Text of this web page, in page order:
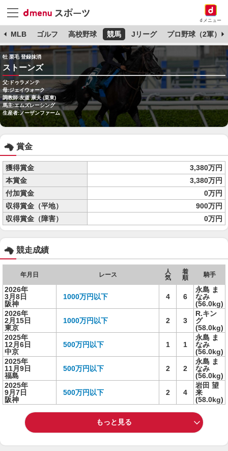
dメニュー
MLB ゴルフ 高校野球 競馬 Jリーグ プロ野球（2軍）
牡 栗毛 登録抹消
ストーンズ
父:ドゥラメンテ
母:ジェイウォーク
調教師:友道 康夫 (栗東)
馬主:エムズレーシング
生産者:ノーザンファーム
賞金
獲得賞金
3,380万円
本賞金
3,380万円
付加賞金
0万円
収得賞金（平地）
900万円
収得賞金（障害）
0万円
競走成績
年月日 レース
人
気
着
順
騎手
2026年
3月8日
阪神
1000万円以下 4 6
永島 ま
なみ
(56.0kg)
2026年
2月15日
東京
1000万円以下 2 3
R.キン
グ
(58.0kg)
2025年
12月6日
中京
500万円以下 1 1
永島 ま
なみ
(56.0kg)
2025年
11月9日
福島
500万円以下 2 2
永島 ま
なみ
(56.0kg)
2025年
9月7日
阪神
500万円以下 2 4
岩田 望
来
(58.0kg)
もっと見る